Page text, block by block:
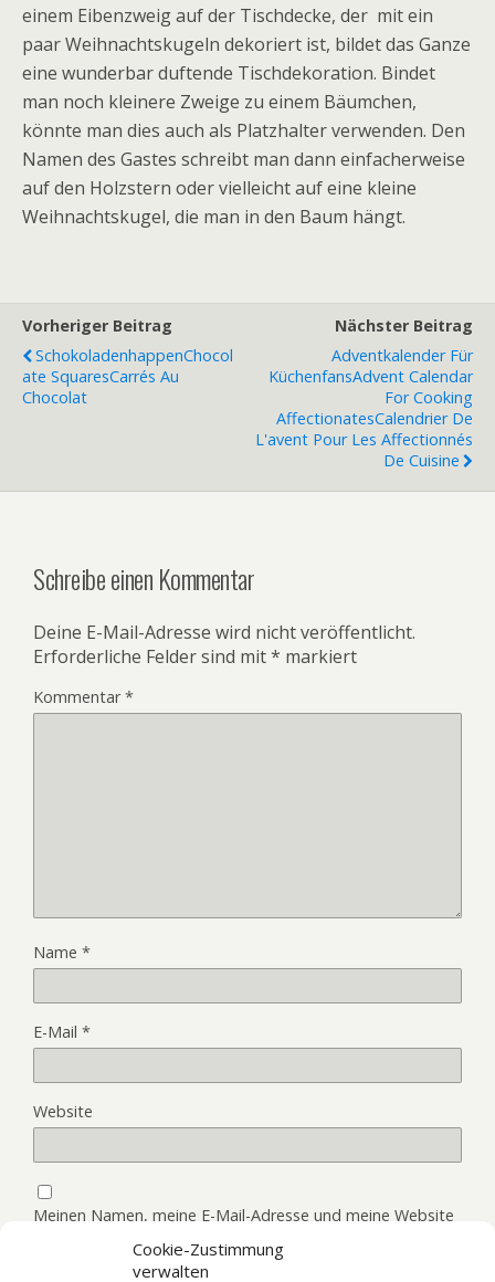
Cookie-Zustimmung
verwalten
einem Eibenzweig auf der Tischdecke, der mit ein
paar Weihnachtskugeln dekoriert ist, bildet das Ganze
eine wunderbar duftende Tischdekoration. Bindet
man noch kleinere Zweige zu einem Bäumchen,
könnte man dies auch als Platzhalter verwenden. Den
Namen des Gastes schreibt man dann einfacherweise
auf den Holzstern oder vielleicht auf eine kleine
Weihnachtskugel, die man in den Baum hängt.
Vorheriger Beitrag
SchokoladenhappenChocol
Ate SquaresCarrés Au
Chocolat
Nächster Beitrag
Adventkalender Für
KüchenfansAdvent Calendar
For Cooking
AffectionatesCalendrier De
L'avent Pour Les Affectionnés
De Cuisine
Schreibe einen Kommentar
Deine E-Mail-Adresse wird nicht veröffentlicht.
Erforderliche Felder sind mit* markiert
Kommentar*
Name *
E-Mail *
Website
Meinen Namen, meine E-Mail-Adresse und meine Website